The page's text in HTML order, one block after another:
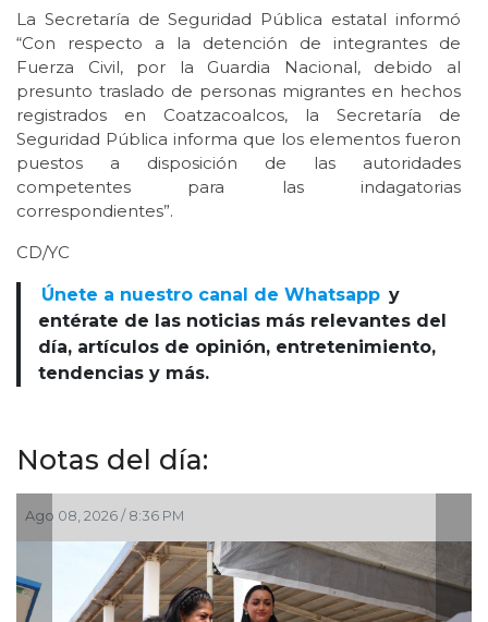
La Secretaría de Seguridad Pública estatal informó
“Con respecto a la detención de integrantes de
Fuerza Civil, por la Guardia Nacional, debido al
presunto traslado de personas migrantes en hechos
registrados en Coatzacoalcos, la Secretaría de
Seguridad Pública informa que los elementos fueron
puestos a disposición de las autoridades
competentes para las indagatorias
correspondientes”.
CD/YC
Únete a nuestro canal de Whatsapp y
entérate de las noticias más relevantes del
día, artículos de opinión, entretenimiento,
tendencias y más.
Notas del día:
08, 2026 / 8:36 PM